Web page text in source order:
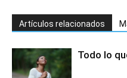
Artículos relacionados
Todo lo